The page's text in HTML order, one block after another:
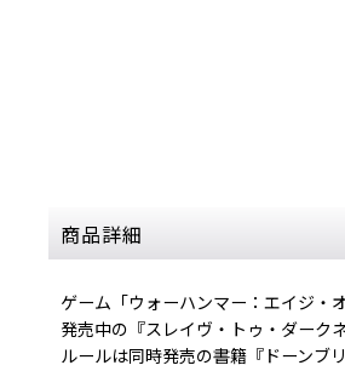
商品詳細
ゲーム「ウォーハンマー：エイジ・
発売中の『スレイヴ・トゥ・ダーク
ルールは同時発売の書籍『ドーンブ